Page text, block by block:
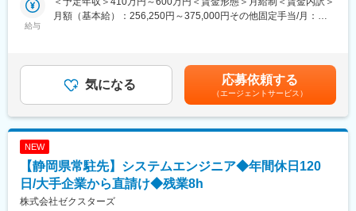
ます。
・保守だけでなく課題発見や提案にも携われます。現場の声を起
・働きやすい環境が整っています。社用車貸与や研修制度など安
心して長く働ける制度も魅力です。
変更の範囲：会社の定める業務
た、体制強化のための増員募集です。
■入社後の流れ
3か月間リモートで配属案件ごとの研修を受講いただき、配属され
ます。配属後は試用期間を経てプロジェクトに参加いただきま
す。
■業務の流れ
（1）経営担当に同伴し開発エンジニアとして案件発注先との打合
せ
（2）請け負った案件に沿って要件定義・基本設計
変更の範囲：会社の定める事業所
給与
月額（基本給）：256,250円～375,000円その他固定手当/月：
平均残業時間8時間分手当込み賃金はあくまでも目安の金額であ
り、選考を通じて上下する可能性があります。月給(月額)は固定手
当を含めた表記です。
気になる 応募依頼する
（エージェントサービス）
NEW
【静岡県常駐先】システムエンジニア◆年間休日120
日/大手企業から直請け◆残業8h
株式会社ゼクスターズ